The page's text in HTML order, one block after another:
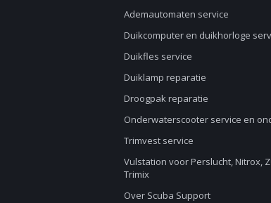
Ademautomaten service
Duikcomputer en duikhorloge
Duikfles service
Duiklamp reparatie
Droogpak reparatie
Onderwaterscooter service en
Trimvest service
Vulstation voor Perslucht, Nitrox,
Trimix
Over Scuba Support